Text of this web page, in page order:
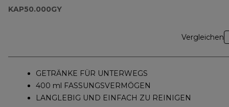
KAP50.000GY
Vergleichen
GETRÄNKE FÜR UNTERWEGS
400 ml FASSUNGSVERMÖGEN
LANGLEBIG UND EINFACH ZU REINIGEN